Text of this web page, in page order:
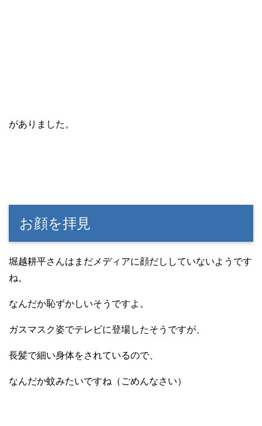
がありました。
お顔を拝見
堀越耕平さんはまだメディアに顔だししていないようです
ね。
なんだか恥ずかしいそうですよ。
ガスマスク姿でテレビに登場したそうですが、
長髪で細い身体をされているので、
なんだか蚊みたいですね（ごめんなさい）